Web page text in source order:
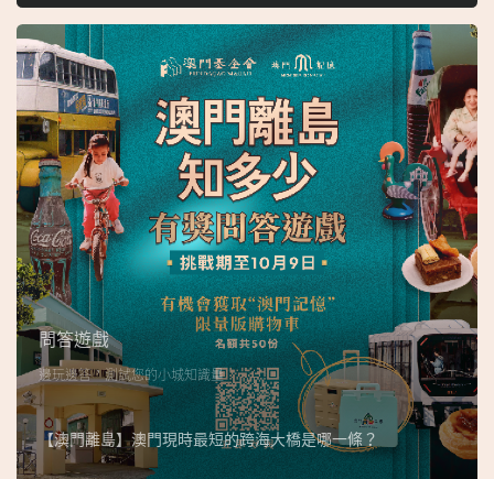
o
吳
榮
恪
問答遊戲
邊玩邊答，測試您的小城知識量
【澳門離島】澳門現時最短的跨海大橋是哪一條？